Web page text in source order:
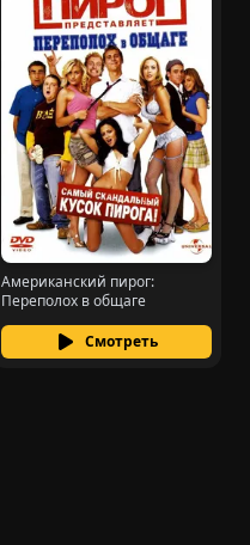
Американский пирог:
Переполох в общаге
Смотреть